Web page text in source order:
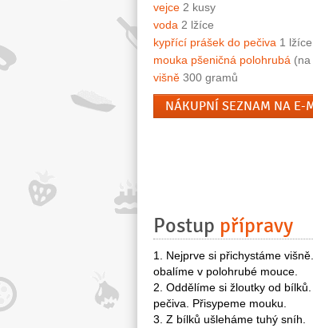
vejce 2 kusy
voda 2 lžíce
kypřící prášek do pečiva 1 lžíce
mouka pšeničná polohrubá
višně 300 gramů
NÁKUPNÍ SEZNAM NA E-
Postup přípravy
1. Nejprve si přichystáme
obalíme v polohrubé mouce.
2. Oddělíme si žloutky od
pečiva. Přisypeme mouku.
3. Z bílků ušleháme tuhý sníh.